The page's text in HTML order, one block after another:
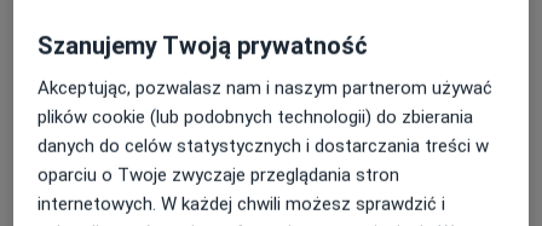
Powiększ mapęotwiera się w nowej karcie
Dostępność
W tym gabinecie nie można umawiać wizyt przez
internet
Co mam zrobić w tej sytuacji?
Szanujemy Twoją prywatność
Akceptując, pozwalasz nam i naszym partnerom używać
plików cookie (lub podobnych technologii) do zbierania
danych do celów statystycznych i dostarczania treści w
oparciu o Twoje zwyczaje przeglądania stron
internetowych. W każdej chwili możesz sprawdzić i